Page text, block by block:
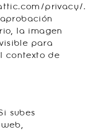
privacy/.
la imagen
para
contexto de
subes